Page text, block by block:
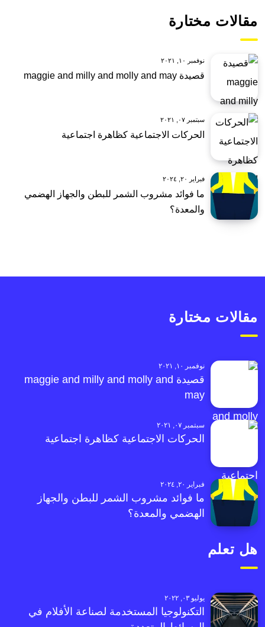
مقالات مختارة
نوفمبر ١٠, ٢٠٢١
قصيدة maggie and milly and molly and may
سبتمبر ٠٧, ٢٠٢١
الحركات الاجتماعية كظاهرة اجتماعية
فبراير ٢٠, ٢٠٢٤
ما فوائد مشروب الشمر للبطن والجهاز الهضمي
والمعدة؟
مقالات مختارة
نوفمبر ١٠, ٢٠٢١
قصيدة maggie and milly and molly and
may
سبتمبر ٠٧, ٢٠٢١
الحركات الاجتماعية كظاهرة اجتماعية
فبراير ٢٠, ٢٠٢٤
ما فوائد مشروب الشمر للبطن والجهاز
الهضمي والمعدة؟
هل تعلم
يوليو ٠٣, ٢٠٢٢
التكنولوجيا المستخدمة لصناعة الأفلام في